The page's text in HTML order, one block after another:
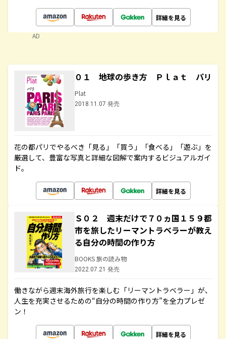
詳細を見る
AD
０１ 地球の歩き方 Ｐｌａｔ パリ
Plat
2018.11.07 発売
花の都パリでやるべき「見る」「買う」「食べる」「遊ぶ」を
厳選して、豊富な写真と詳細な図解で案内するビジュアルガイ
ド。
詳細を見る
Ｓ０２ 週末だけで７０ヵ国１５９都
市を旅したリーマントラベラーが教え
る自分の時間の作り方
BOOKS 旅の読み物
2022.07.21 発売
働きながら週末海外旅行を楽しむ「リーマントラベラー」が、
人生を充実させるための“自分の時間の作り方”を全力プレゼ
ン！
詳細を見る